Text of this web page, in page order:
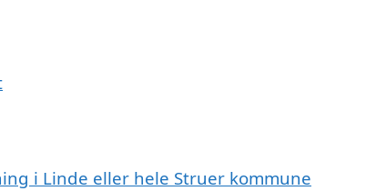
i Linde eller hele Struer kommune